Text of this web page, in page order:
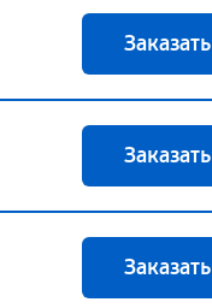
Заказать
Заказать
Заказать